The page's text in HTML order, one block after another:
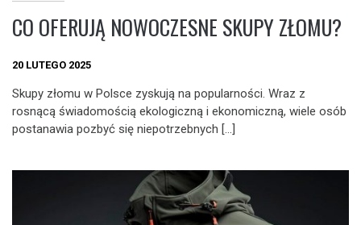
CO OFERUJĄ NOWOCZESNE SKUPY ZŁOMU?
20 LUTEGO 2025
Skupy złomu w Polsce zyskują na popularności. Wraz z
rosnącą świadomością ekologiczną i ekonomiczną, wiele osób
postanawia pozbyć się niepotrzebnych […]